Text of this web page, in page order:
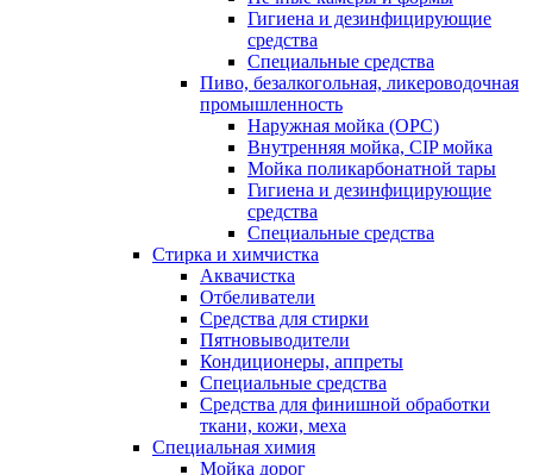
Гигиена и дезинфицирующие
средства
Специальные средства
Пиво, безалкогольная, ликероводочная
промышленность
Наружная мойка (ОРС)
Внутренняя мойка, CIP мойка
Мойка поликарбонатной тары
Гигиена и дезинфицирующие
средства
Специальные средства
Стирка и химчистка
Аквачистка
Отбеливатели
Средства для стирки
Пятновыводители
Кондиционеры, аппреты
Специальные средства
Средства для финишной обработки
ткани, кожи, меха
Специальная химия
Мойка дорог